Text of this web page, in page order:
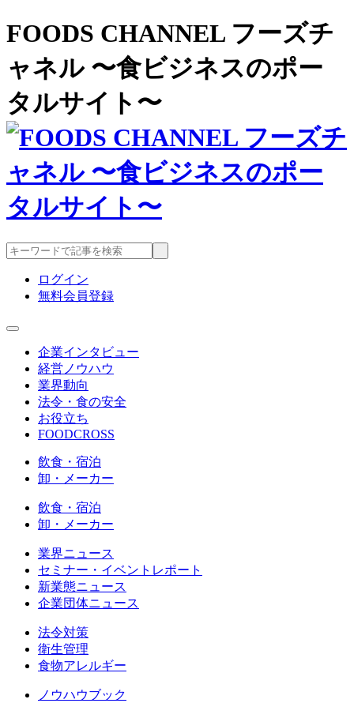
FOODS CHANNEL フーズチ
ャネル 〜食ビジネスのポー
タルサイト〜
ログイン
無料会員登録
企業インタビュー
経営ノウハウ
業界動向
法令・食の安全
お役立ち
FOODCROSS
飲食・宿泊
卸・メーカー
飲食・宿泊
卸・メーカー
業界ニュース
セミナー・イベントレポート
新業態ニュース
企業団体ニュース
法令対策
衛生管理
食物アレルギー
ノウハウブック